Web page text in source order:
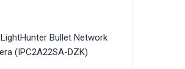
Bullet Network
(IPC2A22SA-DZK)